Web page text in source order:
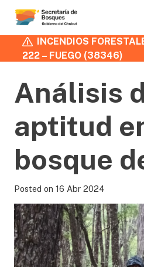
INCENDIOS
222 – FUEGO (38346)
Análisis
aptitud
bosque
Posted on 16 Abr 2024